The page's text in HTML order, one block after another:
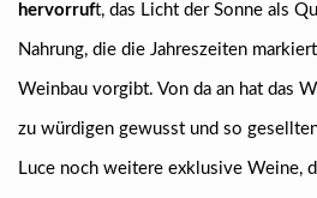
hervorruft, das Licht der Sonne als
Nahrung, die die Jahreszeiten
Weinbau vorgibt. Von da an hat das
zu würdigen gewusst und so
Luce noch weitere exklusive Weine,